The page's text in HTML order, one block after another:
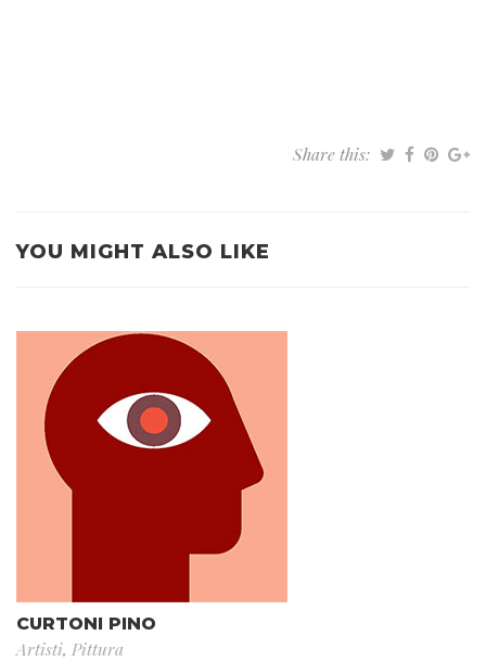
Share this:
YOU MIGHT ALSO LIKE
CURTONI PINO
Artisti, Pittura